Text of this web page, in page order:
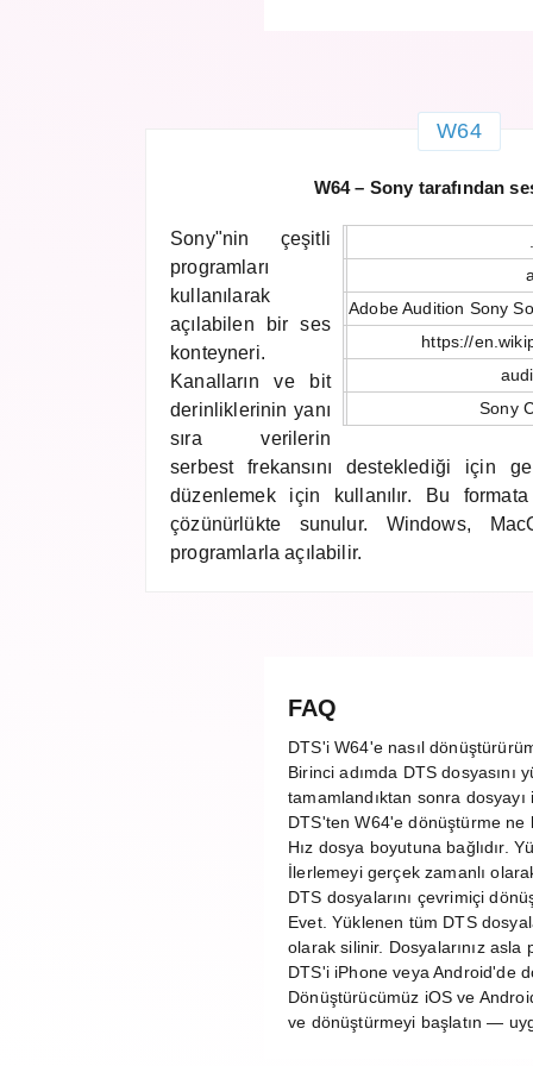
W64
W64 – Sony tarafından
Adobe Audition Sony
https://
Sony
Sony"nin çeşitli
programları
kullanılarak
açılabilen bir ses
konteyneri.
Kanalların ve bit
derinliklerinin yanı
sıra verilerin
serbest frekansını desteklediği için
düzenlemek için kullanılır. Bu
çözünürlükte sunulur. Windows,
programlarla açılabilir.
FAQ
DTS'i W64'e nasıl
Birinci adımda DTS dosyasını
tamamlandıktan sonra
DTS'ten W64'e dönüştürme ne
Hız dosya boyutuna bağlıdır.
İlerlemeyi gerçek zamanlı
DTS dosyalarını çevrimiçi
Evet. Yüklenen tüm DTS
olarak silinir. Dosyalarınız asla
DTS'i iPhone veya Android'de
Dönüştürücümüz iOS ve
ve dönüştürmeyi başlatın —